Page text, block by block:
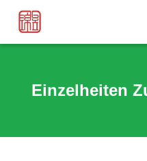
Einzelheiten